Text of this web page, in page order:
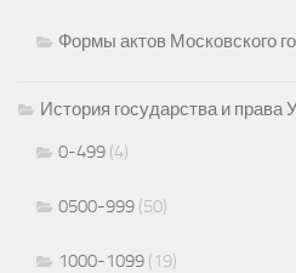
Формы актов Московского
История государства и права
0-499 (4)
0500-999 (50)
1000-1099 (19)